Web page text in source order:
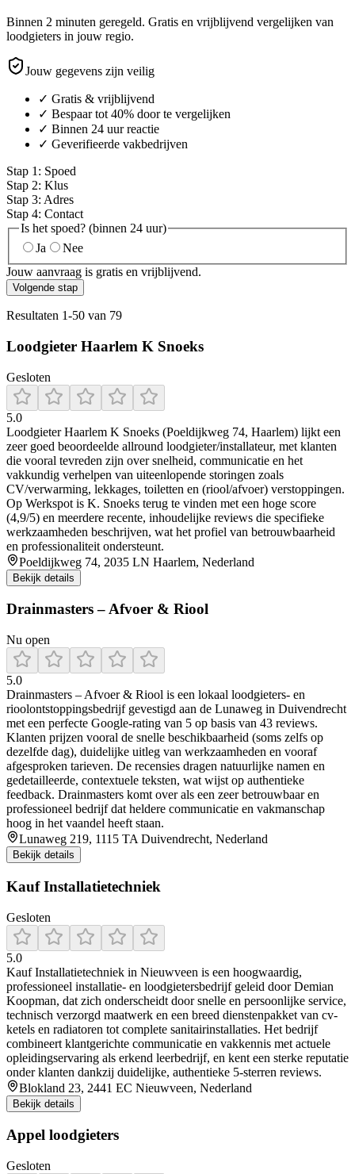
Binnen 2 minuten geregeld. Gratis en vrijblijvend vergelijken van
loodgieters in jouw regio.
Jouw gegevens zijn veilig
✓ Gratis & vrijblijvend
✓ Bespaar tot 40% door te vergelijken
✓ Binnen 24 uur reactie
✓ Geverifieerde vakbedrijven
Stap 1 : Spoed
Stap 2: Klus
Stap 3: Adres
Stap 4: Contact
Is het spoed? (binnen 24 uur)
Ja
Nee
Jouw aanvraag is gratis en vrijblijvend.
Volgende stap
Resultaten 1-50 van 79
Loodgieter Haarlem K Snoeks
Gesloten
5.0
Loodgieter Haarlem K Snoeks (Poeldijkweg 74, Haarlem) lijkt een
zeer goed beoordeelde allround loodgieter/installateur, met klanten
die vooral tevreden zijn over snelheid, communicatie en het
vakkundig verhelpen van uiteenlopende storingen zoals
CV/verwarming, lekkages, toiletten en (riool/afvoer) verstoppingen.
Op Werkspot is K. Snoeks terug te vinden met een hoge score
(4,9/5) en meerdere recente, inhoudelijke reviews die specifieke
werkzaamheden beschrijven, wat het profiel van betrouwbaarheid
en professionaliteit ondersteunt.
Poeldijkweg 74, 2035 LN Haarlem, Nederland
Bekijk details
Drainmasters – Afvoer & Riool
Nu open
5.0
Drainmasters – Afvoer & Riool is een lokaal loodgieters- en
rioolontstoppingsbedrijf gevestigd aan de Lunaweg in Duivendrecht
met een perfecte Google-rating van 5 op basis van 43 reviews.
Klanten prijzen vooral de snelle beschikbaarheid (soms zelfs op
dezelfde dag), duidelijke uitleg van werkzaamheden en vooraf
afgesproken tarieven. De recensies dragen natuurlijke namen en
gedetailleerde, contextuele teksten, wat wijst op authentieke
feedback. Drainmasters komt over als een zeer betrouwbaar en
professioneel bedrijf dat heldere communicatie en vakmanschap
hoog in het vaandel heeft staan.
Lunaweg 219, 1115 TA Duivendrecht, Nederland
Bekijk details
Kauf Installatietechniek
Gesloten
5.0
Kauf Installatietechniek in Nieuwveen is een hoogwaardig,
professioneel installatie- en loodgietersbedrijf geleid door Demian
Koopman, dat zich onderscheidt door snelle en persoonlijke service,
technisch verzorgd maatwerk en een breed dienstenpakket van cv-
ketels en radiatoren tot complete sanitairinstallaties. Het bedrijf
combineert klantgerichte communicatie en vakkennis met actuele
opleidingservaring als erkend leerbedrijf, en kent een sterke reputatie
onder klanten dankzij duidelijke, authentieke 5-sterren reviews.
Blokland 23, 2441 EC Nieuwveen, Nederland
Bekijk details
Appel loodgieters
Gesloten